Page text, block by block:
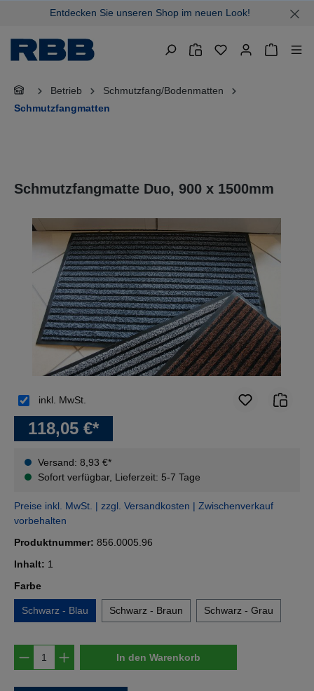
springenEntdecken Sie unseren Shop im neuen Look!
Betrieb
Schmutzfang/Bodenmatten
Schmutzfangmatten
Schmutzfangmatte Duo, 900 x 1500mm
Bildergalerie überspringen
118,05 €*
Versand: 8,93 €*
Sofort verfügbar, Lieferzeit: 5-7 Tage
inkl. MwSt.
Preise inkl. MwSt. | zzgl. Versandkosten | Zwischenverkauf
vorbehalten
Produktnummer: 856.0005.96
Inhalt: 1
Farbeauswählen
Schwarz - Blau Schwarz - Braun Schwarz - Grau
Produkt Anzahl: Gib den gewünschten
In den Warenkorb